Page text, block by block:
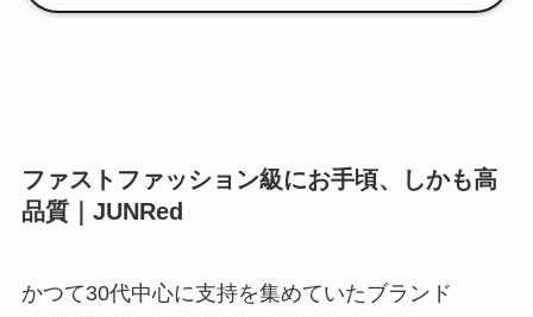
ファストファッション級にお手頃、しかも高
品質｜JUNRed
かつて30代中心に支持を集めていたブランド